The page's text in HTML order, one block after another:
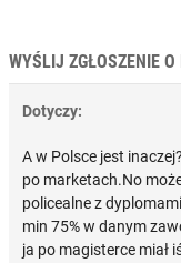
WYŚLIJ ZGŁOSZENIE
Dotyczy:
A w Polsce jest
po marketach.No
policealne z
min 75% w danym
ja po magisterce miał